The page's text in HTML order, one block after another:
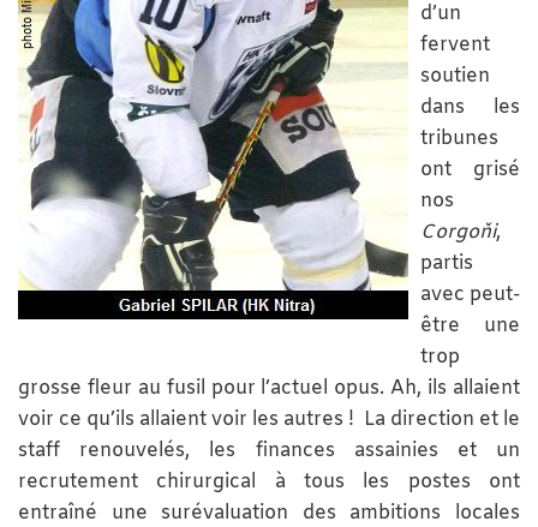
d’un
fervent
soutien
dans les
tribunes
ont grisé
nos
Corgoňi,
partis
avec peut-
être une
trop
grosse fleur au fusil pour l’actuel opus. Ah, ils allaient
voir ce qu’ils allaient voir les autres ! La direction et le
staff renouvelés, les finances assainies et un
recrutement chirurgical à tous les postes ont
entraîné une surévaluation des ambitions locales